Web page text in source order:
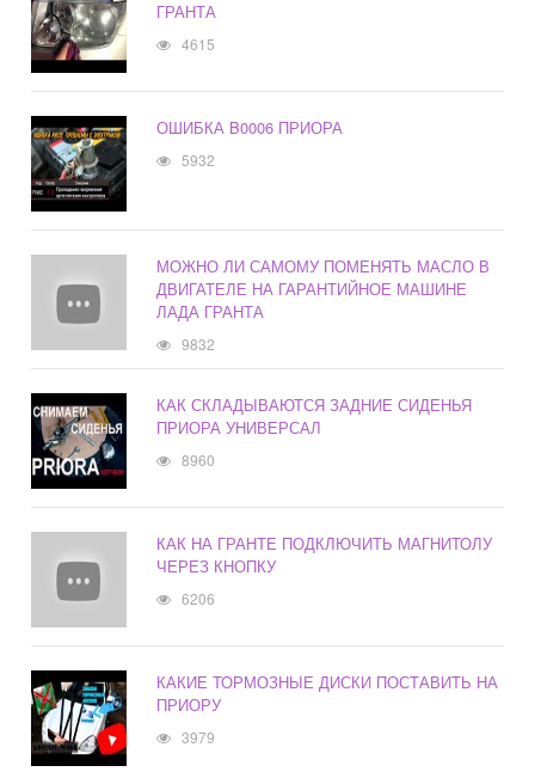
ГРАНТА
4615
ОШИБКА B0006 ПРИОРА
5932
МОЖНО ЛИ САМОМУ ПОМЕНЯТЬ МАСЛО В
ДВИГАТЕЛЕ НА ГАРАНТИЙНОЕ МАШИНЕ
ЛАДА ГРАНТА
9832
КАК СКЛАДЫВАЮТСЯ ЗАДНИЕ СИДЕНЬЯ
ПРИОРА УНИВЕРСАЛ
8960
КАК НА ГРАНТЕ ПОДКЛЮЧИТЬ МАГНИТОЛУ
ЧЕРЕЗ КНОПКУ
6206
КАКИЕ ТОРМОЗНЫЕ ДИСКИ ПОСТАВИТЬ НА
ПРИОРУ
3979